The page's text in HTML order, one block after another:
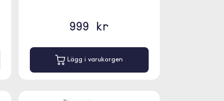
999 kr
Lägg i varukorgen